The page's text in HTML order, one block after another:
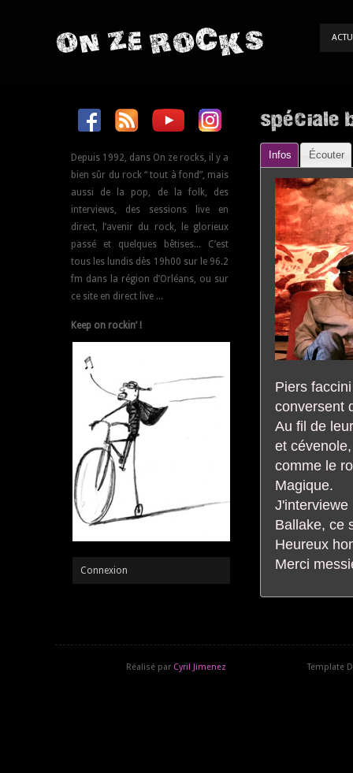
ON ZE ROCKS
Depuis 1992, dans On ze rocks, il y a
bien sûr du rock “ tout à fond”, mais
aussi de la pop, de la folk, des
interviews, des sessions live en
direct, l’avenir du rock, le glorieux
passé et quelques bêtises... C’est
tous les lundis dès 19h00 sur le 96.2
fm dans la région d’Orléans, ou sur
ce site en direct live ...
Keep on rockin’ !
Connexion
spéciale
Infos Écouter
Piers
conversent
Au fil de
et
comme le
Magique.
Ballake, ce
Heureux
Merci
Réalisé par Cyril Jimenez Template